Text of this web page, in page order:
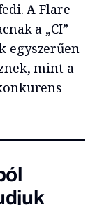
A Flare
a „CI”
egyszerűen
mint a